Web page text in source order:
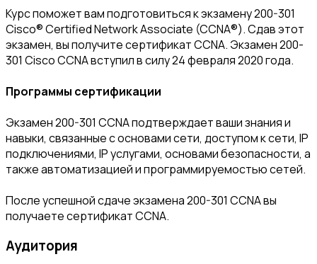
Курс поможет вам подготовиться к экзамену 200-301
Cisco® Certified Network Associate (CCNA®). Сдав этот
экзамен, вы получите сертификат CCNA. Экзамен 200-
301 Cisco CCNA вступил в силу 24 февраля 2020 года.
Программы сертификации
Экзамен 200-301 CCNA подтверждает ваши знания и
навыки, связанные с основами сети, доступом к сети, IP
подключениями, IP услугами, основами безопасности, а
также автоматизацией и программируемостью сетей.
После успешной сдаче экзамена 200-301 CCNA вы
получаете сертификат CCNA.
Аудитория